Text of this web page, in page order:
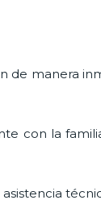
de manera
con la